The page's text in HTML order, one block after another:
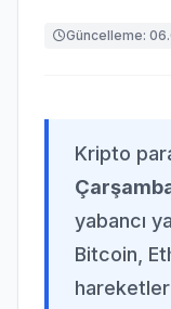
Güncelleme:
Kripto
yabancı
Bitcoin,